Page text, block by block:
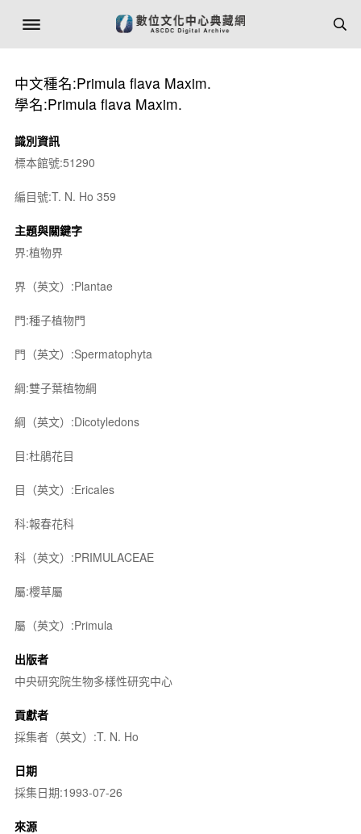
中文種名:Primula flava Maxim.
學名:Primula flava Maxim.
識別資訊
標本館號:51290
編目號:T. N. Ho 359
主題與關鍵字
界:植物界
界（英文）:Plantae
門:種子植物門
門（英文）:Spermatophyta
綱:雙子葉植物綱
綱（英文）:Dicotyledons
目:杜鵑花目
目（英文）:Ericales
科:報春花科
科（英文）:PRIMULACEAE
屬:櫻草屬
屬（英文）:Primula
出版者
中央研究院生物多樣性研究中心
貢獻者
採集者（英文）:T. N. Ho
日期
採集日期:1993-07-26
來源